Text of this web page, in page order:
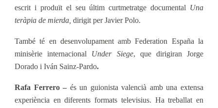
escrit i produït el seu últim curtmetratge documental Una
teràpia de mierda, dirigit per Javier Polo.
També té en desenvolupament amb Federation España la
minisèrie internacional Under Siege, que dirigiran Jorge
Dorado i Iván Sainz-Pardo.
Rafa Ferrero – és un guionista valencià amb una extensa
experiència en diferents formats televisius. Ha treballat en